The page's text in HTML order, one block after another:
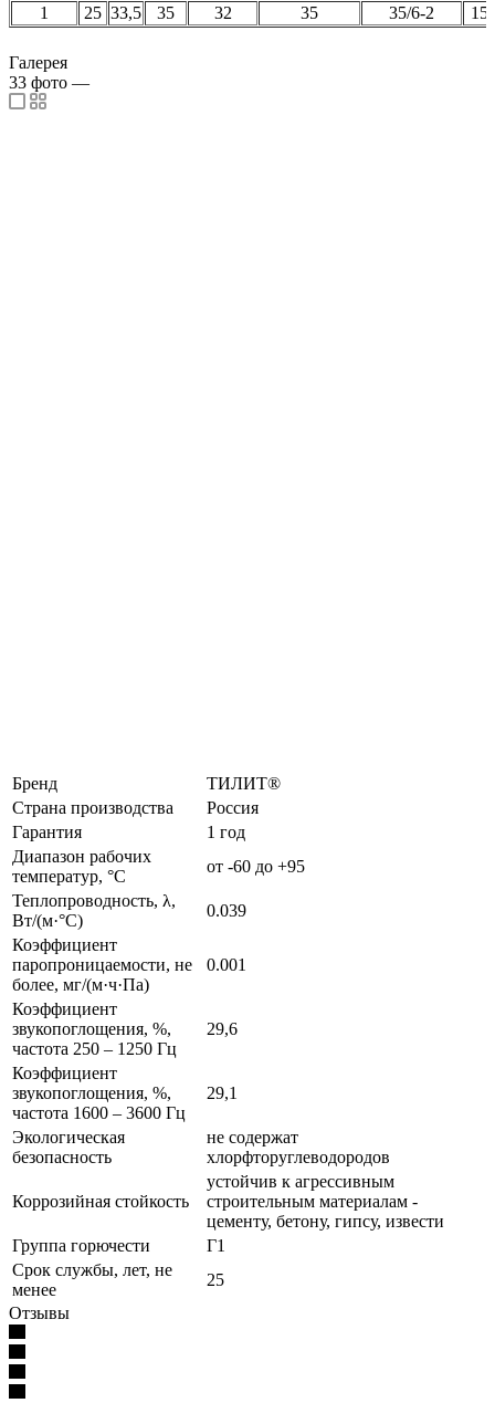
1 25 33,5 35 32 35 35/6-2
Галерея
33 фото —
Бренд
ТИЛИТ®
Страна производства
Россия
Гарантия
1 год
Диапазон рабочих
температур, °C
от -60 до +95
Теплопроводность, λ,
Вт/(м·°C)
0.039
Коэффициент
паропроницаемости, не
более, мг/(м·ч·Па)
0.001
Коэффициент
звукопоглощения, %,
частота 250 – 1250 Гц
29,6
Коэффициент
звукопоглощения, %,
частота 1600 – 3600 Гц
29,1
Экологическая
безопасность
не содержат
хлорфторуглеводородов
Коррозийная стойкость
устойчив к агрессивным
строительным материалам -
цементу, бетону, гипсу, извести
Группа горючести
Г1
Срок службы, лет, не
менее
25
Отзывы